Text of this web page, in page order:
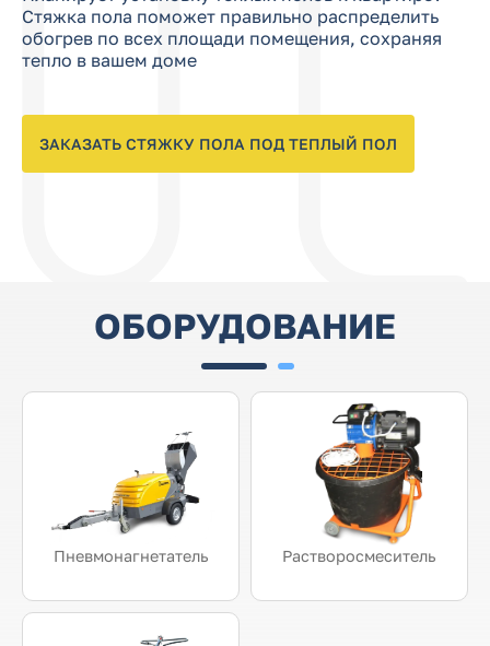
Стяжка пола поможет правильно распределить
обогрев по всех площади помещения, сохраняя
тепло в вашем доме
ЗАКАЗАТЬ СТЯЖКУ ПОЛА ПОД ТЕПЛЫЙ ПОЛ
ОБОРУДОВАНИЕ
Пневмонагнетатель Растворосмеситель